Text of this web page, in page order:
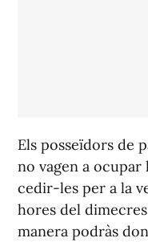
Els posseïdors de
no vagen a ocupar
cedir-les per a la
hores del
manera podràs